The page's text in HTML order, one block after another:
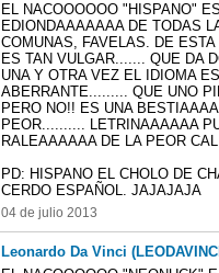
EL NACOOOOOO "HISPANO"
EDIONDAAAAAAA DE TODAS
COMUNAS, FAVELAS. DE
ES TAN VULGAR....... QUE DA
UNA Y OTRA VEZ EL IDIOMA
ABERRANTE......... QUE UNO
PERO NO!! ES UNA
PEOR.......... LETRINAAAAAA
RALEAAAAAA DE LA PEOR
PD: HISPANO EL CHOLO DE
CERDO ESPAÑOL. JAJAJAJA
04 de julio 2013
Leonardo Da Vinci